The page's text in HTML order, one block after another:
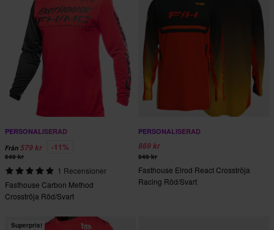
PERSONALISERAD
Från 579 kr -11%
649 kr
1 Recensioner
Fasthouse Carbon Method
Crosströja Röd/Svart
PERSONALISERAD
869 kr
949 kr
Fasthouse Elrod React Crosströja
Racing Röd/Svart
Superpris!